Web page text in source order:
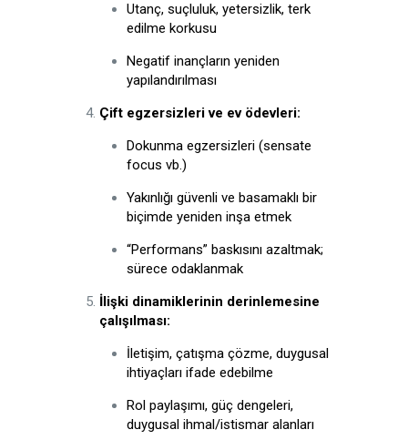
Utanç, suçluluk, yetersizlik, terk
edilme korkusu
Negatif inançların yeniden
yapılandırılması
Çift egzersizleri ve ev ödevleri:
Dokunma egzersizleri (sensate
focus vb.)
Yakınlığı güvenli ve basamaklı bir
biçimde yeniden inşa etmek
“Performans” baskısını azaltmak;
sürece odaklanmak
İlişki dinamiklerinin derinlemesine
çalışılması:
İletişim, çatışma çözme, duygusal
ihtiyaçları ifade edebilme
Rol paylaşımı, güç dengeleri,
duygusal ihmal/istismar alanları